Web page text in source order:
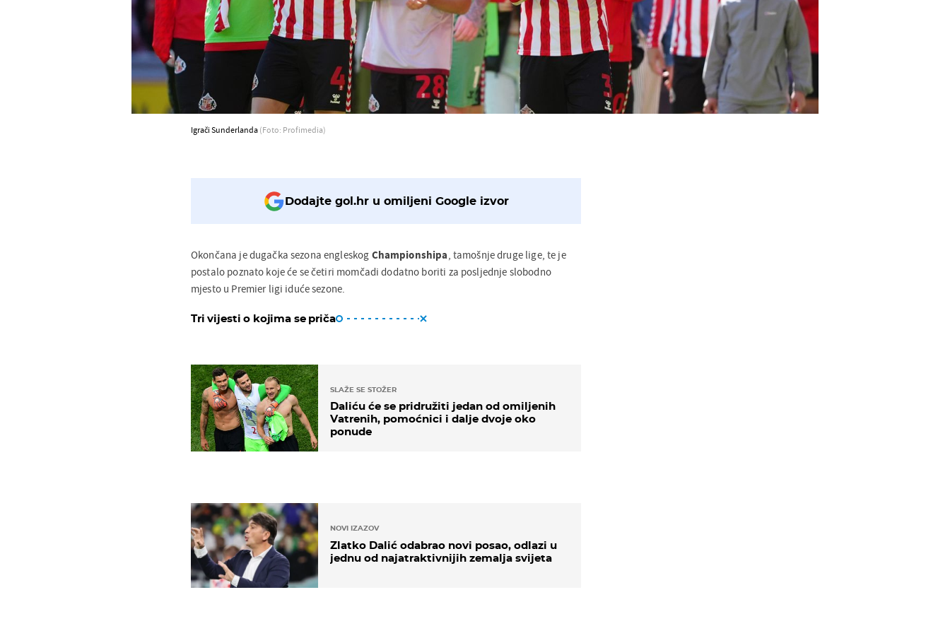
Igrači Sunderlanda (Foto: Profimedia)
Dodajte gol.hr u omiljeni Google izvor
Okončana je dugačka sezona engleskog Championshipa, tamošnje druge lige, te je
postalo poznato koje će se četiri momčadi dodatno boriti za posljednje slobodno
mjesto u Premier ligi iduće sezone.
Tri vijesti o kojima se priča
SLAŽE SE STOŽER
Daliću će se pridružiti jedan od omiljenih
Vatrenih, pomoćnici i dalje dvoje oko
ponude
NOVI IZAZOV
Zlatko Dalić odabrao novi posao, odlazi u
jednu od najatraktivnijih zemalja svijeta